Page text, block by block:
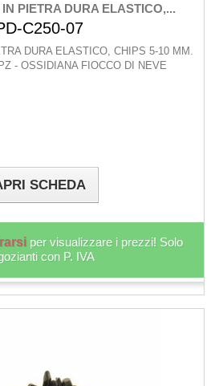
PIETRA DURA ELASTICO,...
C250-07
DURA ELASTICO, CHIPS 5-10 MM.
- OSSIDIANA FIOCCO DI NEVE
SCHEDA
per visualizzare i prezzi! Solo
con P. IVA